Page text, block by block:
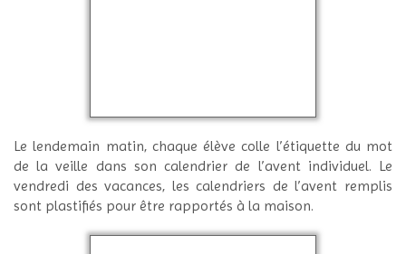
Le lendemain matin, chaque élève colle l’étiquette du mot
de la veille dans son calendrier de l’avent individuel. Le
vendredi des vacances, les calendriers de l’avent remplis
sont plastifiés pour être rapportés à la maison.